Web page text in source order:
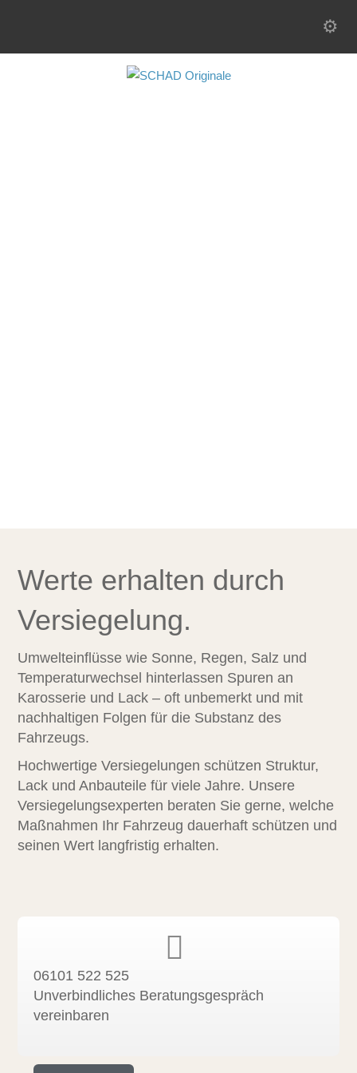
Werte erhalten durch
Versiegelung.
Umwelteinflüsse wie Sonne, Regen, Salz und
Temperaturwechsel hinterlassen Spuren an
Karosserie und Lack – oft unbemerkt und mit
nachhaltigen Folgen für die Substanz des
Fahrzeugs.
Hochwertige Versiegelungen schützen Struktur,
Lack und Anbauteile für viele Jahre. Unsere
Versiegelungsexperten beraten Sie gerne, welche
Maßnahmen Ihr Fahrzeug dauerhaft schützen und
seinen Wert langfristig erhalten.
06101 522 525
Unverbindliches Beratungsgespräch
vereinbaren